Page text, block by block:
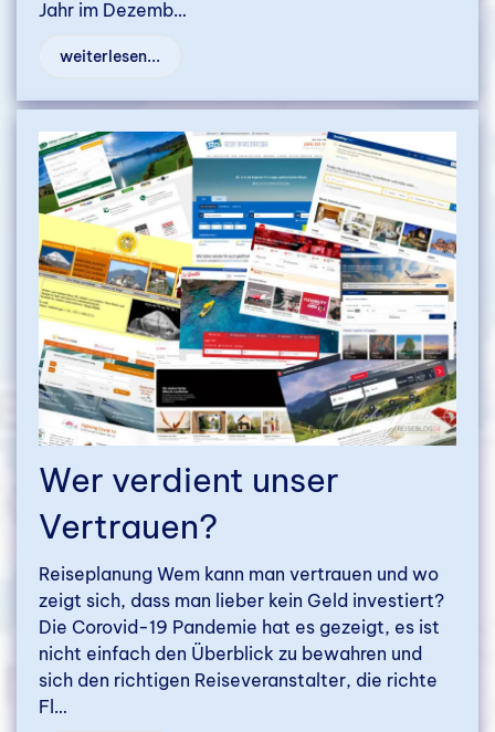
Jahr im Dezemb…
weiterlesen...
Wer verdient unser
Vertrauen?
Reiseplanung Wem kann man vertrauen und wo
zeigt sich, dass man lieber kein Geld investiert?
Die Corovid-19 Pandemie hat es gezeigt, es ist
nicht einfach den Überblick zu bewahren und
sich den richtigen Reiseveranstalter, die richte
Fl…